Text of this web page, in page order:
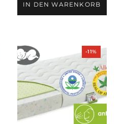
war:
79,90 €
ist:
54,90 €.
IN DEN WARENKORB
-11%Produkt
im
Angebot